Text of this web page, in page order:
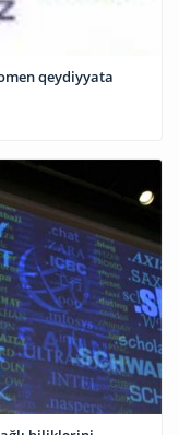
qeydiyyata